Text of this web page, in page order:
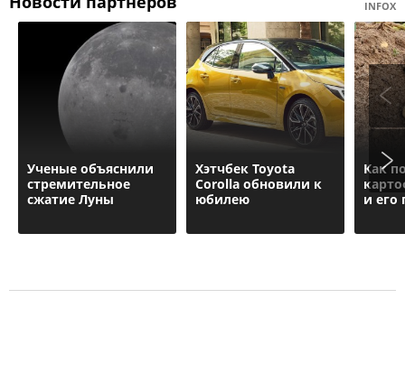
INFOX
Ученые объяснили
стремительное
сжатие Луны
Хэтчбек Toyota
Corolla обновили к
юбилею
Как
и его